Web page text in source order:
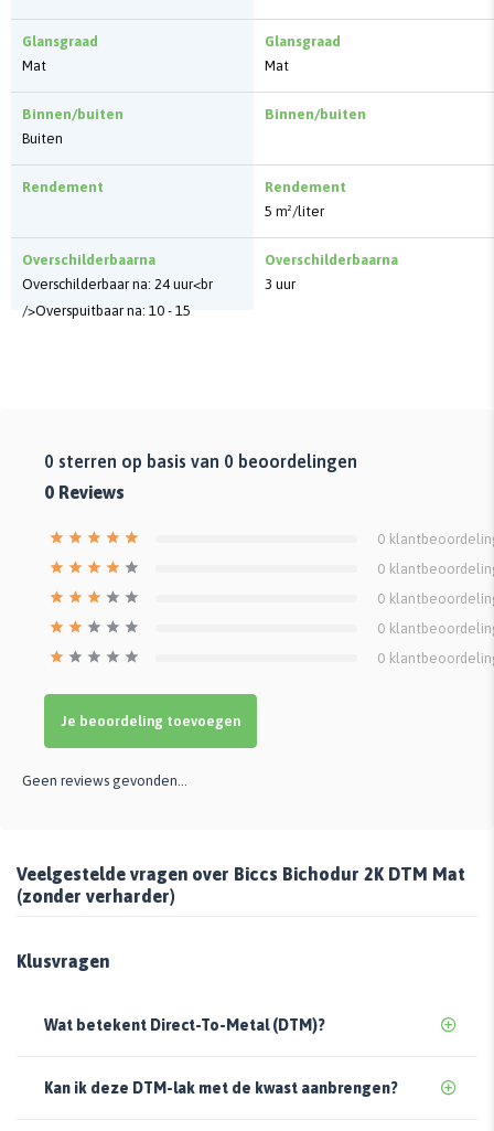
Glansgraad
Mat
Binnen/buiten
Buiten
Rendement
Overschilderbaarna
Overschilderbaar na: 24 uur<br
/>Overspuitbaar na: 10 - 15
Glansgraad
Mat
Binnen/buiten
Rendement
5 m²/liter
Overschilderbaarna
3 uur
0 sterren op basis van 0 beoordelingen
0 Reviews
0
0
0
0
0
Je beoordeling toevoegen
Geen reviews gevonden...
Veelgestelde vragen over Biccs Bichodur 2K DTM Mat
(zonder verharder)
Klusvragen
Wat betekent Direct-To-Metal (DTM)?
Kan ik deze DTM-lak met de kwast aanbrengen?